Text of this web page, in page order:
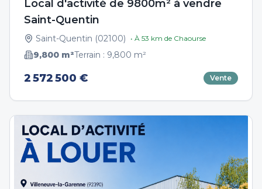
Local d'activité de 9800m² à vendre
Saint-Quentin
Saint-Quentin (02100) • À 53 km de Chaourse
9,800 m²Terrain : 9,800 m²
2 572 500 € Vente